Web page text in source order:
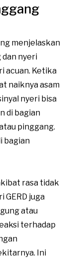
menjelaskan
dan nyeri
acuan. Ketika
naiknya asam
nyeri bisa
di bagian
pinggang.
bagian
rasa tidak
GERD juga
atau
terhadap
Ini